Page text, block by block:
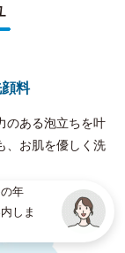
料
のある泡立ちを叶
、お肌を優しく洗
年
しま